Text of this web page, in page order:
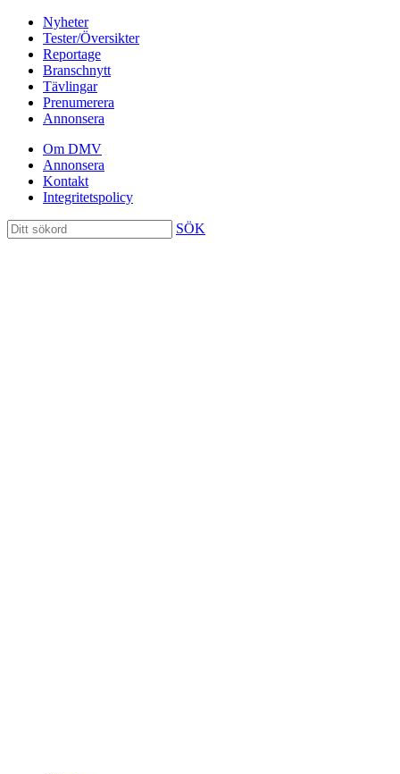
Nyheter
Tester/Översikter
Reportage
Branschnytt
Tävlingar
Prenumerera
Annonsera
Om DMV
Annonsera
Kontakt
Integritetspolicy
SÖK